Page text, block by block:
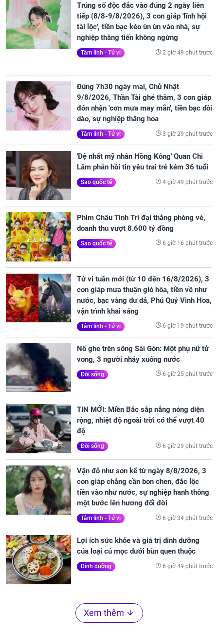
Trúng số độc đắc vào đúng 2 ngày liên
tiếp (8/8-9/8/2026), 3 con giáp 'lĩnh hội
tài lộc', tiền bạc kéo ùn ùn vào nhà, sự
nghiệp thăng tiến không ngừng
Tâm linh - Tử vi 2 giờ 49 phút trước
Đúng 7h30 ngày mai, Chủ Nhật
9/8/2026, Thần Tài ghé thăm, 3 con giáp
đón nhận 'cơn mưa may mắn', tiền bạc dồi
dào, sự nghiệp thăng hoa
Tâm linh - Tử vi 3 giờ 29 phút trước
'Đệ nhất mỹ nhân Hồng Kông' Quan Chi
Lâm phản hồi tin yêu trai trẻ kém 36 tuổi
Sao quốc tế 4 giờ 49 phút trước
Phim Châu Tinh Trì đại thắng phòng vé,
doanh thu vượt 8.600 tỷ đồng
Sao quốc tế 6 giờ 16 phút trước
Tử vi tuần mới (từ 10 đến 16/8/2026), 3
con giáp mưa thuận gió hòa, tiền về như
nước, bạc vàng dư dả, Phú Quý Vinh Hoa,
vận trình khai sáng
Tâm linh - Tử vi 6 giờ 19 phút trước
Nổ ghe trên sông Sài Gòn: Một phụ nữ tử
vong, 3 người nhảy xuống nước
Đời sống 6 giờ 25 phút trước
TIN MỚI: Miền Bắc sắp nắng nóng diện
rộng, nhiệt độ ngoài trời có thể vượt 40
độ
Đời sống 6 giờ 29 phút trước
Vận đỏ như son kể từ ngày 8/8/2026, 3
con giáp chẳng cần bon chen, đắc lộc
tiền vào như nước, sự nghiệp hanh thông
một bước lên hương đổi đời
Tâm linh - Tử vi 6 giờ 34 phút trước
Lợi ích sức khỏe và giá trị dinh dưỡng
của loại củ mọc dưới bùn quen thuộc
Dinh dưỡng 6 giờ 49 phút trước
Xem thêm